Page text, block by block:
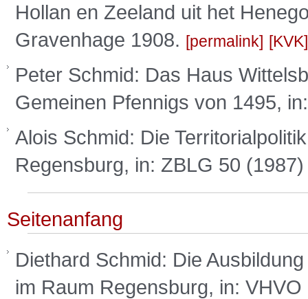
Hollan en Zeeland uit het
Gravenhage 1908.
permalink KVK
Peter Schmid: Das Haus
Gemeinen Pfennigs von 1495,
Alois Schmid: Die
Regensburg, in: ZBLG 50
Seitenanfang
Diethard Schmid: Die
im Raum Regensburg, in: